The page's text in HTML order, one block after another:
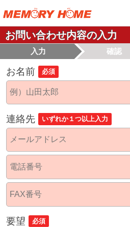
お問い合わせ内容の入力
入力 確認
お名前 必須
連絡先 いずれか１つ以上入力
要望 必須